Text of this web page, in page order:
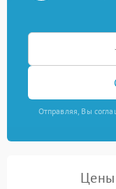
Отправляя, Вы
Цены